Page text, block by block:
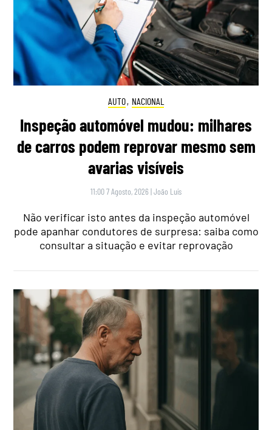
AUTO, NACIONAL
Inspeção automóvel mudou: milhares
de carros podem reprovar mesmo sem
avarias visíveis
11:00 7 Agosto, 2026 |João Luís
Não verificar isto antes da inspeção automóvel
pode apanhar condutores de surpresa: saiba como
consultar a situação e evitar reprovação